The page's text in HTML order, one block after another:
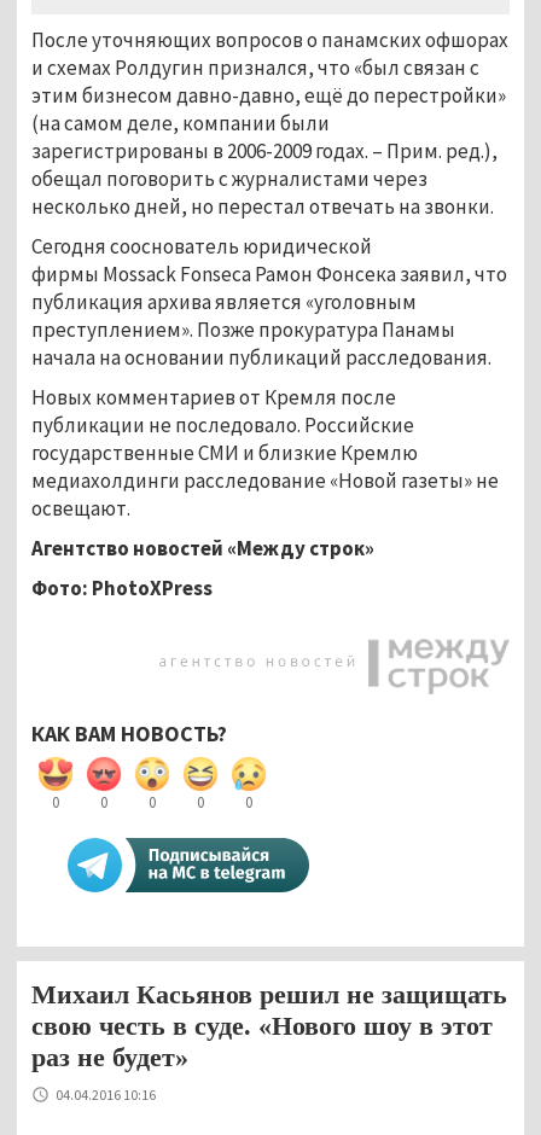
После уточняющих вопросов о панамских офшорах
и схемах Ролдугин признался, что «был связан с
этим бизнесом давно-давно, ещё до перестройки»
(на самом деле, компании были
зарегистрированы в 2006-2009 годах. – Прим. ред.),
обещал поговорить с журналистами через
несколько дней, но перестал отвечать на звонки.
Сегодня сооснователь юридической
фирмы Mossack Fonseca Рамон Фонсека заявил, что
публикация архива является «уголовным
преступлением». Позже прокуратура Панамы
начала на основании публикаций расследования.
Новых комментариев от Кремля после
публикации не последовало. Российские
государственные СМИ и близкие Кремлю
медиахолдинги расследование «Новой газеты» не
освещают.
Агентство новостей «Между строк»
Фото: PhotoXPress
КАК ВАМ НОВОСТЬ?
0 0 0 0 0
Михаил Касьянов решил не защищать
свою честь в суде. «Нового шоу в этот
раз не будет»
04.04.2016 10:16